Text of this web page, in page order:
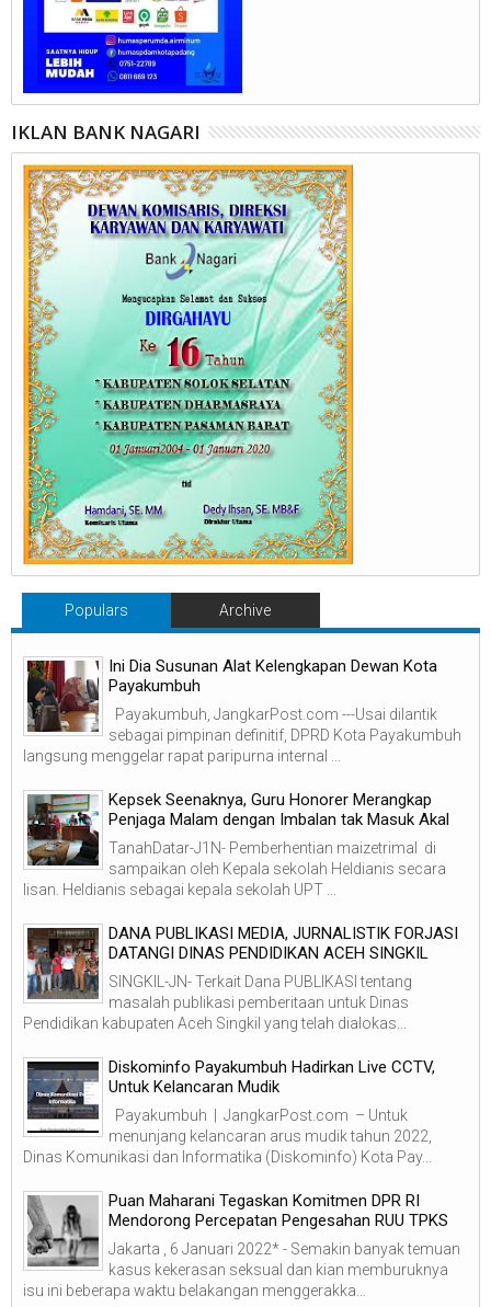
IKLAN BANK NAGARI
Populars Archive
Ini Dia Susunan Alat Kelengkapan Dewan Kota
Payakumbuh
Payakumbuh, JangkarPost.com ---Usai dilantik
sebagai pimpinan definitif, DPRD Kota Payakumbuh
langsung menggelar rapat paripurna internal ...
Kepsek Seenaknya, Guru Honorer Merangkap
Penjaga Malam dengan Imbalan tak Masuk Akal
TanahDatar-J1N- Pemberhentian maizetrimal di
sampaikan oleh Kepala sekolah Heldianis secara
lisan. Heldianis sebagai kepala sekolah UPT ...
DANA PUBLIKASI MEDIA, JURNALISTIK FORJASI
DATANGI DINAS PENDIDIKAN ACEH SINGKIL
SINGKIL-JN- Terkait Dana PUBLIKASI tentang
masalah publikasi pemberitaan untuk Dinas
Pendidikan kabupaten Aceh Singkil yang telah dialokas...
Diskominfo Payakumbuh Hadirkan Live CCTV,
Untuk Kelancaran Mudik
Payakumbuh | JangkarPost.com – Untuk
menunjang kelancaran arus mudik tahun 2022,
Dinas Komunikasi dan Informatika (Diskominfo) Kota Pay...
Puan Maharani Tegaskan Komitmen DPR RI
Mendorong Percepatan Pengesahan RUU TPKS
Jakarta , 6 Januari 2022* - Semakin banyak temuan
kasus kekerasan seksual dan kian memburuknya
isu ini beberapa waktu belakangan menggerakka...